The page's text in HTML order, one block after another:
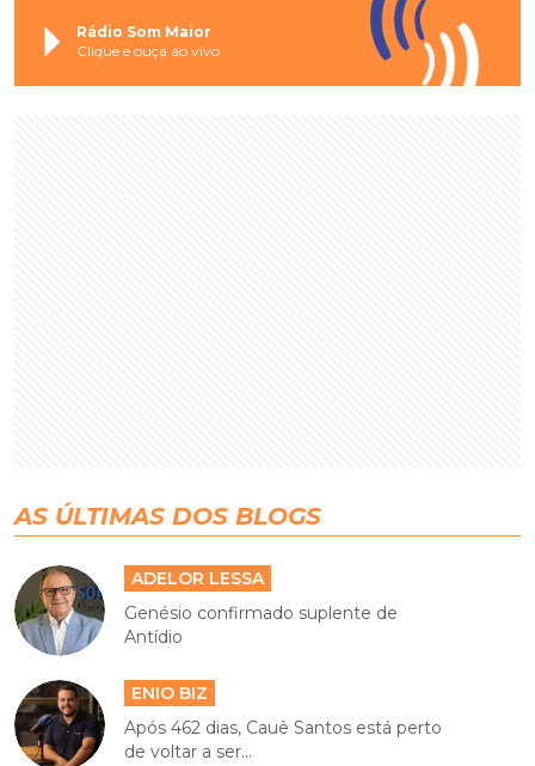
Rádio Som Maior
Clique e ouça ao vivo
AS ÚLTIMAS DOS BLOGS
ADELOR LESSA
Genésio confirmado suplente de
Antídio
ENIO BIZ
Após 462 dias, Cauê Santos está perto
de voltar a ser...